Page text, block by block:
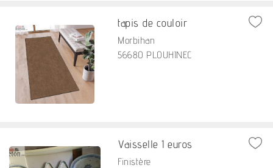
tapis de couloir
Morbihan
56680 PLOUHINEC
Vaisselle 1 euros
Finistère